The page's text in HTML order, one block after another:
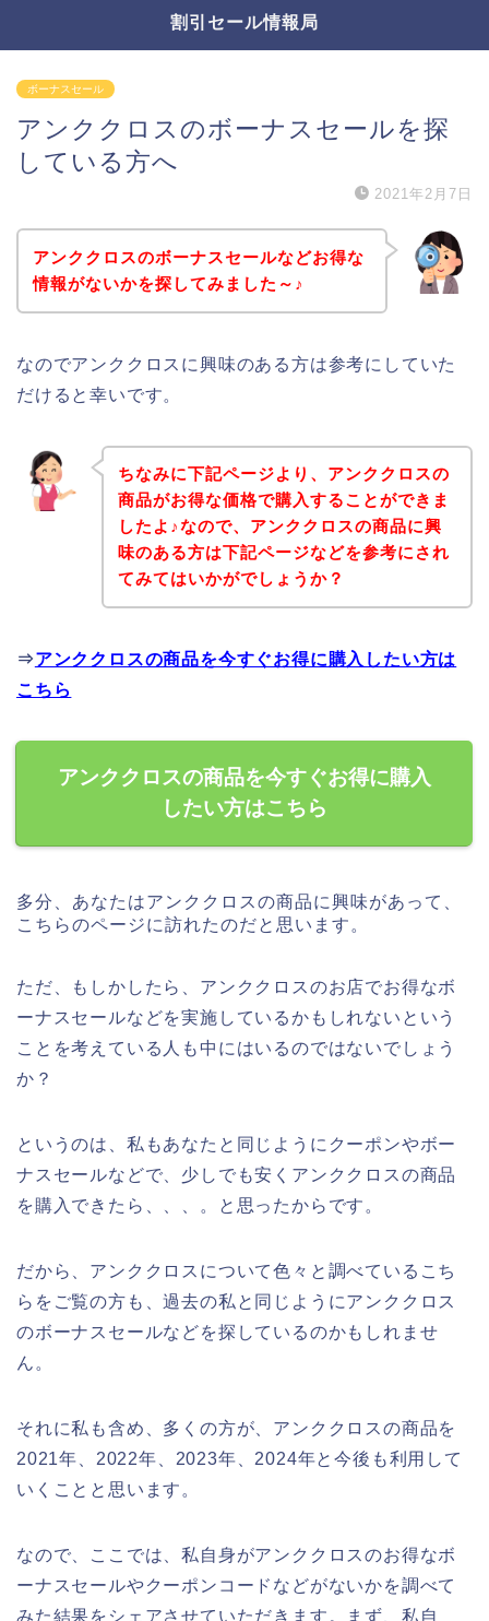
割引セール情報局
ボーナスセール
アンククロスのボーナスセールを探
している方へ
2021年2月7日
アンククロスのボーナスセールなどお得な
情報がないかを探してみました～♪
なのでアンククロスに興味のある方は参考にしていた
だけると幸いです。
ちなみに下記ページより、アンククロスの
商品がお得な価格で購入することができま
したよ♪なので、アンククロスの商品に興
味のある方は下記ページなどを参考にされ
てみてはいかがでしょうか？
⇒アンククロスの商品を今すぐお得に購入したい方は
こちら
アンククロスの商品を今すぐお得に購入
したい方はこちら
多分、あなたはアンククロスの商品に興味があって、
こちらのページに訪れたのだと思います。
ただ、もしかしたら、アンククロスのお店でお得なボ
ーナスセールなどを実施しているかもしれないという
ことを考えている人も中にはいるのではないでしょう
か？
というのは、私もあなたと同じようにクーポンやボー
ナスセールなどで、少しでも安くアンククロスの商品
を購入できたら、、、。と思ったからです。
だから、アンククロスについて色々と調べているこち
らをご覧の方も、過去の私と同じようにアンククロス
のボーナスセールなどを探しているのかもしれませ
ん。
それに私も含め、多くの方が、アンククロスの商品を
2021年、2022年、2023年、2024年と今後も利用して
いくことと思います。
なので、ここでは、私自身がアンククロスのお得なボ
ーナスセールやクーポンコードなどがないかを調べて
みた結果をシェアさせていただきます。まず、私自